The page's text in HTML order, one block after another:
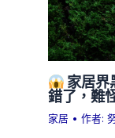
家居界
錯了，難
家居 • 作者: